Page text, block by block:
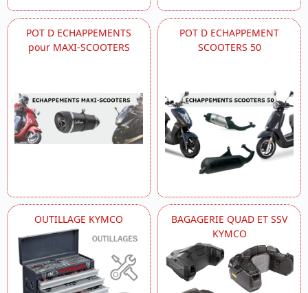
POT D ECHAPPEMENTS
pour MAXI-SCOOTERS
POT D ECHAPPEMENT
SCOOTERS 50
OUTILLAGE KYMCO
BAGAGERIE QUAD ET SSV
KYMCO